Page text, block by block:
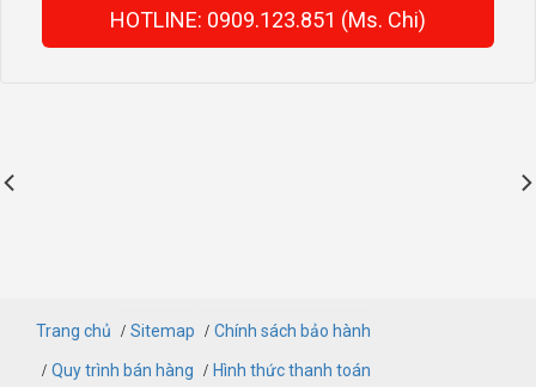
HOTLINE: 0909.123.851 (Ms. Chi)
Trang chủ Sitemap Chính sách bảo hành
Quy trình bán hàng Hình thức thanh toán